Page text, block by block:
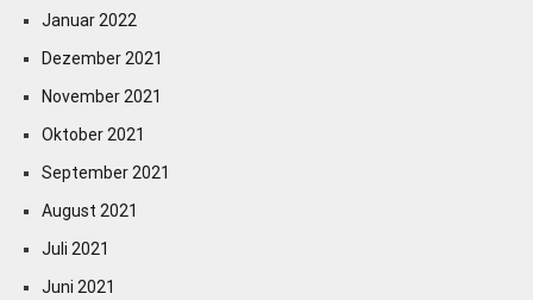
Januar 2022
Dezember 2021
November 2021
Oktober 2021
September 2021
August 2021
Juli 2021
Juni 2021